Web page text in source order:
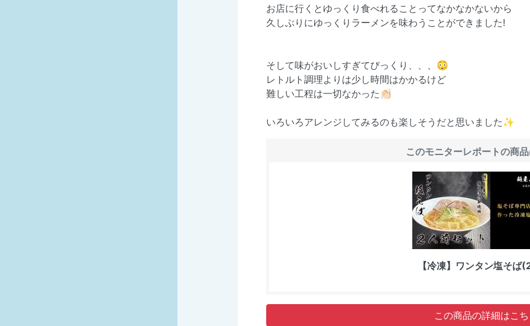
お店に行くとゆっくり食べれることってなかなかないから
久しぶりにゆっくりラーメンを味わうことができました!
そして味がおいしすぎてびっくり、、、😳
レトルト調理よりは少し時間はかかるけど
難しい工程は一切なかった👏🏻
いろいろアレンジしてみるのも楽しそうだと思いました✨
このモニターレポートの商
【冷凍】ワンタン塩そば
この商品の詳細はこ